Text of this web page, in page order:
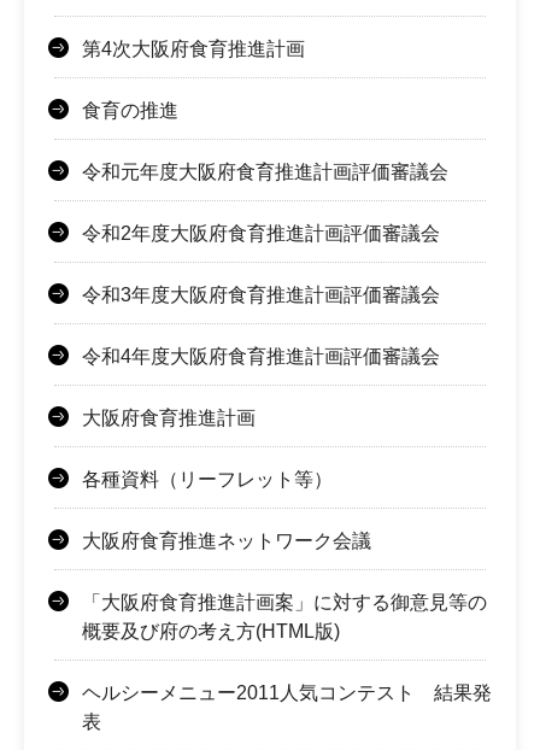
第4次大阪府食育推進計画
食育の推進
令和元年度大阪府食育推進計画評価審議会
令和2年度大阪府食育推進計画評価審議会
令和3年度大阪府食育推進計画評価審議会
令和4年度大阪府食育推進計画評価審議会
大阪府食育推進計画
各種資料（リーフレット等）
大阪府食育推進ネットワーク会議
「大阪府食育推進計画案」に対する御意見等の
概要及び府の考え方(HTML版)
ヘルシーメニュー2011人気コンテスト 結果発
表